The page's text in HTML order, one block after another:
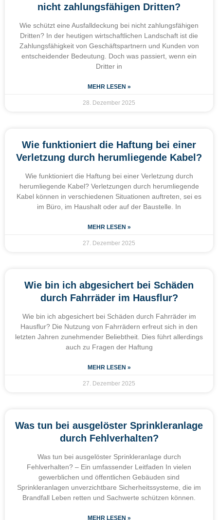
nicht zahlungsfähigen Dritten?
Wie schützt eine Ausfalldeckung bei nicht zahlungsfähigen
Dritten? In der heutigen wirtschaftlichen Landschaft ist die
Zahlungsfähigkeit von Geschäftspartnern und Kunden von
entscheidender Bedeutung. Doch was passiert, wenn ein
Dritter in
MEHR LESEN »
28. Dezember 2025
Wie funktioniert die Haftung bei einer
Verletzung durch herumliegende Kabel?
Wie funktioniert die Haftung bei einer Verletzung durch
herumliegende Kabel? Verletzungen durch herumliegende
Kabel können in verschiedenen Situationen auftreten, sei es
im Büro, im Haushalt oder auf der Baustelle. In
MEHR LESEN »
27. Dezember 2025
Wie bin ich abgesichert bei Schäden
durch Fahrräder im Hausflur?
Wie bin ich abgesichert bei Schäden durch Fahrräder im
Hausflur? Die Nutzung von Fahrrädern erfreut sich in den
letzten Jahren zunehmender Beliebtheit. Dies führt allerdings
auch zu Fragen der Haftung
MEHR LESEN »
27. Dezember 2025
Was tun bei ausgelöster Sprinkleranlage
durch Fehlverhalten?
Was tun bei ausgelöster Sprinkleranlage durch
Fehlverhalten? – Ein umfassender Leitfaden In vielen
gewerblichen und öffentlichen Gebäuden sind
Sprinkleranlagen unverzichtbare Sicherheitssysteme, die im
Brandfall Leben retten und Sachwerte schützen können.
MEHR LESEN »